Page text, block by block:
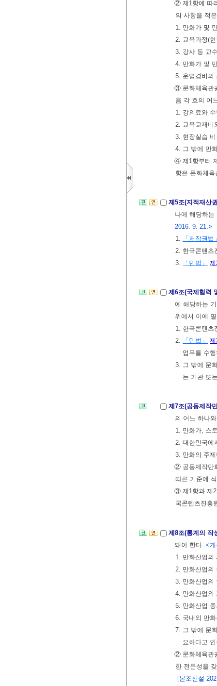
② 제1항에 따
의 사항을 적
1. 만화가 및
2. 교육과정(
3. 강사 등 교
4. 만화가 및
5. 운영경비의
③ 문화체육관
음 각 호의 어
1. 강의료와
2. 교육교재비
3. 현장실습
4. 그 밖에 만
④ 제1항부터
항은 문화체
제5조(지적재산
나에 해당하
2016. 9. 21.>
1.
「저작권법
2. 한국콘텐츠
3.
「민법」
제6조(국제협력
에 해당하는
위에서 이에
1. 한국콘텐츠
2.
「민법」
업무를 수
3. 그 밖에 문
는 기관 또
제7조(공동제작
의 어느 하나
1. 만화가, 스
2. 대한민국에
3. 만화의 주
② 공동제작만
따른 기준에
③ 제1항과 제2
국콘텐츠진흥
제8조(통계의 작
돼야 한다. <
1. 만화산업의
2. 만화산업의
3. 만화산업의
4. 만화산업의
5. 만화산업
6. 국내외 만
7. 그 밖에 문
요하다고
② 문화체육관
한 전문성을
[본조신설